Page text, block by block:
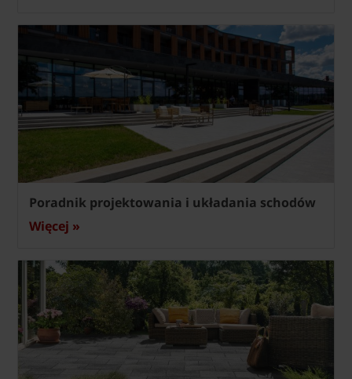
Poradnik projektowania i układania schodów
Więcej »